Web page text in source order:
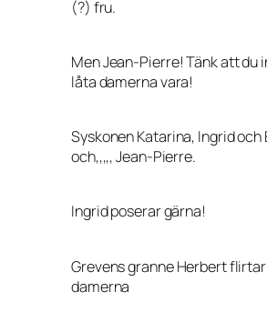
(?) fru.
Men Jean-Pierre! Tänk att du
låta damerna vara!
Syskonen Katarina, Ingrid och
och,,,,, Jean-Pierre.
Ingrid poserar gärna!
Grevens granne Herbert
damerna